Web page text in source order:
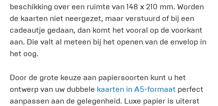
beschikking over een ruimte van 148 x 210 mm. Worden
de kaarten niet neergezet, maar verstuurd of bij een
cadeautje gedaan, dan komt het vooral op de voorkant
aan. Die valt al meteen bij het openen van de envelop in
het oog.
Door de grote keuze aan papiersoorten kunt u het
ontwerp van uw dubbele kaarten in A5-formaat perfect
aanpassen aan de gelegenheid. Luxe papier is uiterst